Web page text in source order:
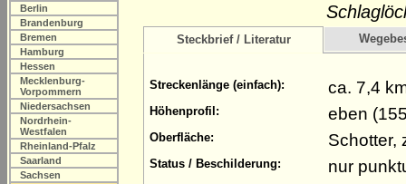
Berlin
Brandenburg
Bremen
Hamburg
Hessen
Mecklenburg-
Vorpommern
Niedersachsen
Nordrhein-
Westfalen
Rheinland-Pfalz
Saarland
Sachsen
Steckbrief / Literatur
Streckenlänge (einfach): ca. 7,4
Höhenprofil: eben
Oberfläche: Schotter,
Status / Beschilderung: nur